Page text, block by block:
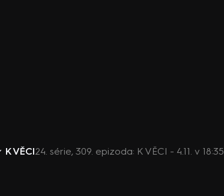
K VĚCI24. série, 309. epizoda: K VĚCI - 4.11. v 18:35